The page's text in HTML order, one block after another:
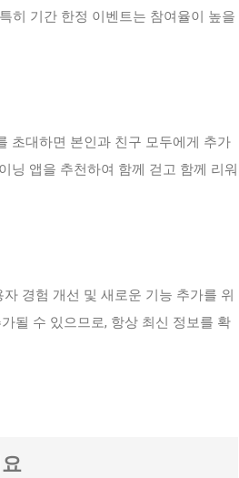
히 기간 한정 이벤트는 참여율이 높을
초대하면 본인과 친구 모두에게 추가
닝 앱을 추천하여 함께 걷고 함께 리워
경험 개선 및 새로운 기능 추가를 위
될 수 있으므로, 항상 최신 정보를 확